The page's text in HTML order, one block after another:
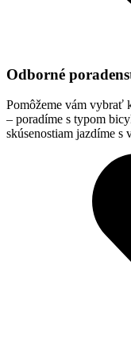
Odborné
Pomôžeme vám vybrať
– poradíme s typom
skúsenostiam jazdíme s